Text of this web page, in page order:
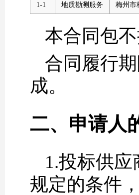
1-1 地质勘测服务 梅州市
本合同包
合同履行
成。
二、申请人
1.投标供
规定的条件